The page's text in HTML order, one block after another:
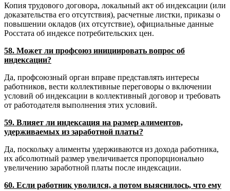
Копия трудового договора, локальный акт об индексации (или
доказательства его отсутствия), расчетные листки, приказы о
повышении окладов (их отсутствие), официальные данные
Росстата об индексе потребительских цен.
58. Может ли профсоюз инициировать вопрос об
индексации?
Да, профсоюзный орган вправе представлять интересы
работников, вести коллективные переговоры о включении
условий об индексации в коллективный договор и требовать
от работодателя выполнения этих условий.
59. Влияет ли индексация на размер алиментов,
удерживаемых из заработной платы?
Да, поскольку алименты удерживаются из дохода работника,
их абсолютный размер увеличивается пропорционально
увеличению заработной платы после индексации.
60. Если работник уволился, а потом выяснилось, что ему